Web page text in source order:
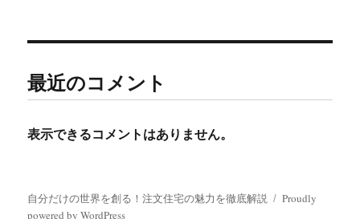
最近のコメント
表示できるコメントはありません。
自分だけの世界を創る！注文住宅の魅力を徹底解説
Proudly
powered by WordPress